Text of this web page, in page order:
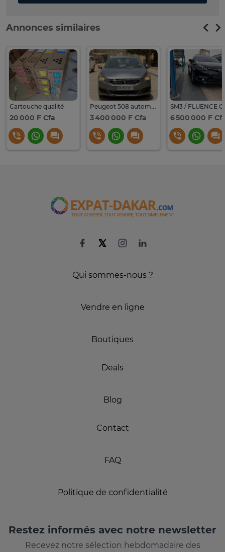
Annonces similaires
Cartouche qualité
20 000 F Cfa
Peugeot 508 automatique gasoil
3 400 000 F Cfa 6 500 000 F
Qui sommes-nous ?
Vendre en ligne
Boutiques
Deals
Blog
Contact
FAQ
Politique de confidentialité
Restez informés avec notre newsletter
Recevez notre sélection hebdomadaire des